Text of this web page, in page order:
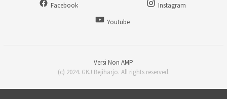
Facebook
Instagram
Youtube
Versi Non AMP
(c) 2024. GKJ Bejiharjo. All rights reserved.